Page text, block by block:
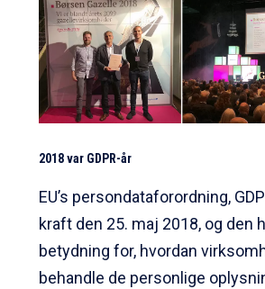
2018 var GDPR-år
EU’s persondataforordning,
kraft den 25. maj 2018, og den
betydning for, hvordan
behandle de personlige